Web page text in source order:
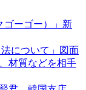
ゴーゴー）」新
について」図面
材質などを相手